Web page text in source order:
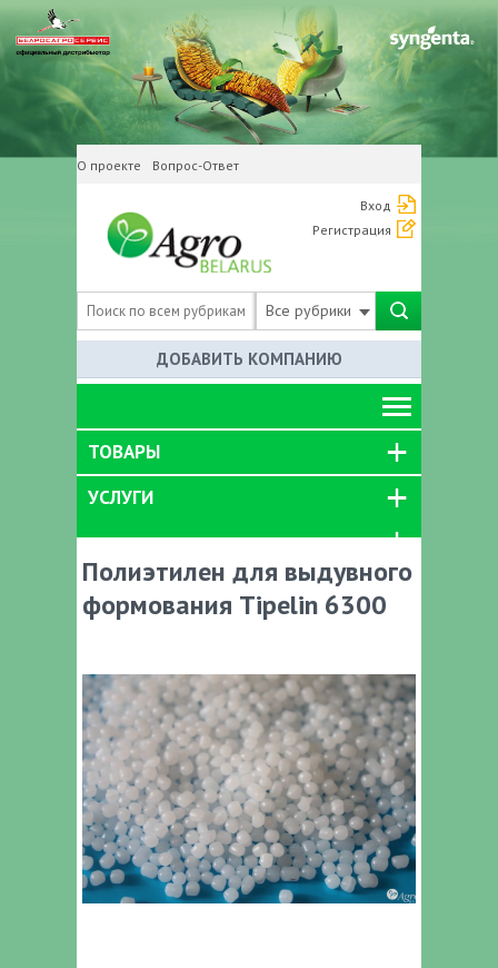
О проекте Вопрос-Ответ
Вход
Регистрация
Все рубрики
ДОБАВИТЬ КОМПАНИЮ
ТОВАРЫ
УСЛУГИ
Полиэтилен для выдувного
формования Tipelin 6300